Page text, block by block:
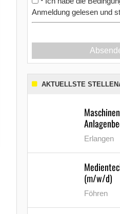
Anmeldung gelesen und
AKTUELLSTE
Erlangen
(m/w/d)
Föhren